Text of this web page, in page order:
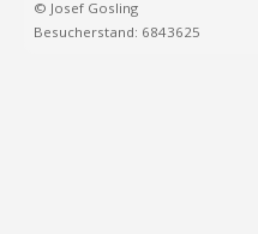
© Josef Gosling
Besucherstand: 6843625